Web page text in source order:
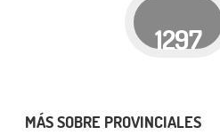
1297
MÁS SOBRE PROVINCIALES